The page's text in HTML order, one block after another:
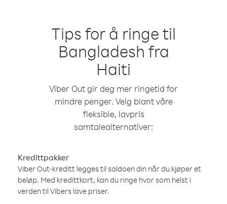
Tips for å ringe til
Bangladesh fra
Haiti
Viber Out gir deg mer ringetid for
mindre penger. Velg blant våre
fleksible, lavpris
samtalealternativer:
Kredittpakker
Viber Out-kreditt legges til saldoen din når du kjøper et
beløp. Med kredittkort, kan du ringe hvor som helst i
verden til Vibers lave priser.